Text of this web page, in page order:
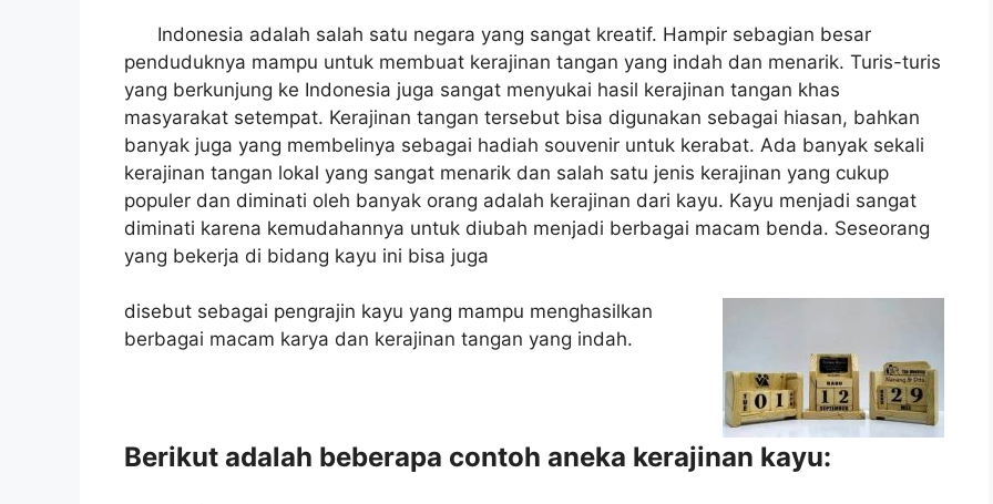
Indonesia adalah salah satu negara yang sangat kreatif. Hampir sebagian besar
penduduknya mampu untuk membuat kerajinan tangan yang indah dan menarik. Turis-turis
yang berkunjung ke Indonesia juga sangat menyukai hasil kerajinan tangan khas
masyarakat setempat. Kerajinan tangan tersebut bisa digunakan sebagai hiasan, bahkan
banyak juga yang membelinya sebagai hadiah souvenir untuk kerabat. Ada banyak sekali
kerajinan tangan lokal yang sangat menarik dan salah satu jenis kerajinan yang cukup
populer dan diminati oleh banyak orang adalah kerajinan dari kayu. Kayu menjadi sangat
diminati karena kemudahannya untuk diubah menjadi berbagai macam benda. Seseorang
yang bekerja di bidang kayu ini bisa juga
disebut sebagai pengrajin kayu yang mampu menghasilkan
berbagai macam karya dan kerajinan tangan yang indah.
Berikut adalah beberapa contoh aneka kerajinan kayu: